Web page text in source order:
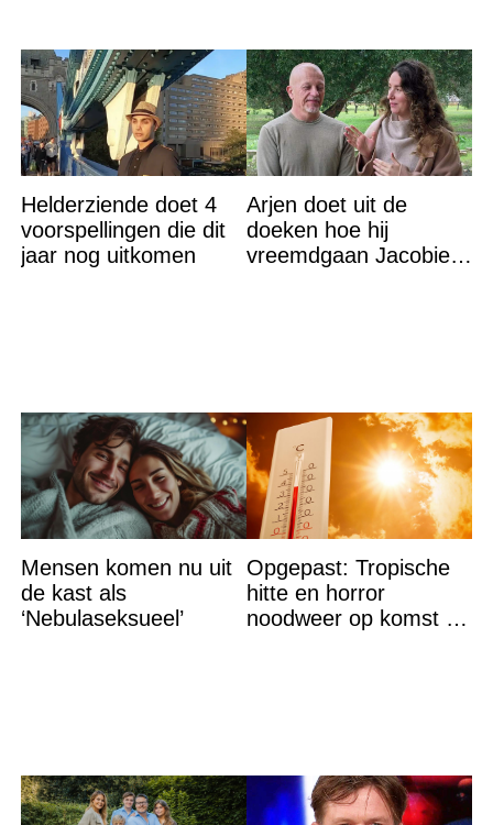
Helderziende doet 4
voorspellingen die dit
jaar nog uitkomen
Arjen doet uit de
doeken hoe hij
vreemdgaan Jacobien
Mensen komen nu uit
de kast als
‘Nebulaseksueel’
Opgepast: Tropische
hitte en horror
noodweer op komst –